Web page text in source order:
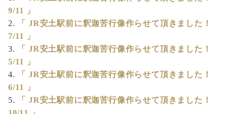
9/11 」
「 JR安土駅前に釈迦苦行像作らせて頂きました！
7/11 」
「 JR安土駅前に釈迦苦行像作らせて頂きました！
5/11 」
「 JR安土駅前に釈迦苦行像作らせて頂きました！
6/11 」
「 JR安土駅前に釈迦苦行像作らせて頂きました！